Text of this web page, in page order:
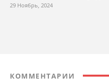
29 Ноябрь, 2024
КОММЕНТАРИИ